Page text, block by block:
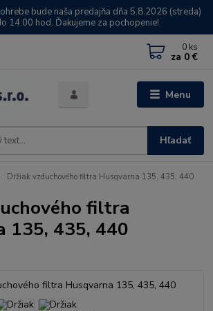
bude naša predajňa dňa 5.8.2026 (streda)
14:00 hod. Ďakujeme za pochopenie!
Menu
Hľadať
0 ks
za 0 €
Držiak vzduchového filtra Husqvarna 135, 435, 440
filtra
135, 435, 440